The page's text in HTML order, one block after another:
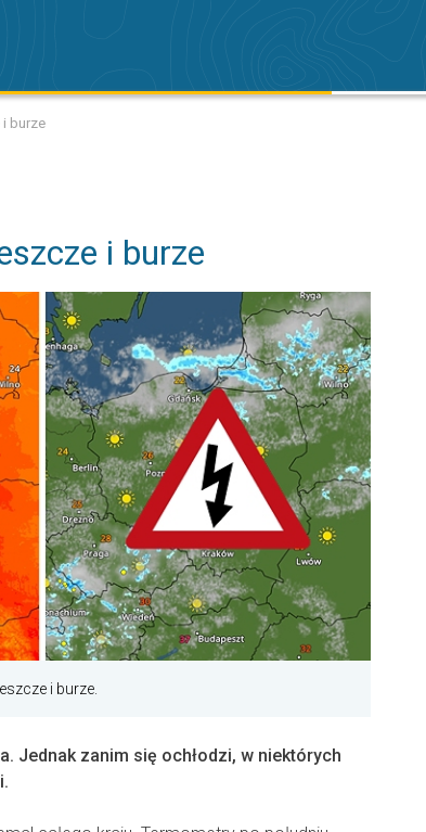
i burze
i burze
i burze.
Jednak zanim się ochłodzi, w niektórych